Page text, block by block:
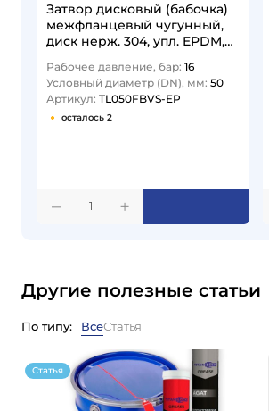
Затвор дисковый (бабочка)
межфланцевый чугунный,
диск нерж. 304, упл. EPDM,
Рабочее давление, бар: 16
Условный диаметр (DN), мм: 50
Артикул: TL050FBVS-EP
осталось 2
1
Другие полезные статьи
По типу: ВсеСтатья
Статья